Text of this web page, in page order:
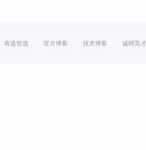
有道智选 官方博客 技术博客 诚聘英才